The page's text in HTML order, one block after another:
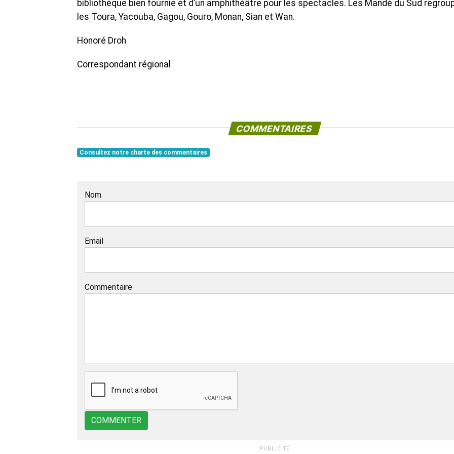
bibliothèque bien fournie et d’un amphithéâtre pour les spectacles. Les Mandé du Sud
les Toura, Yacouba, Gagou, Gouro, Monan, Sian et Wan.
Honoré Droh
Correspondant régional
COMMENTAIRES
Consultez notre charte des commentaires
Nom
Email
Commentaire
COMMENTER
PUBLICITÉ